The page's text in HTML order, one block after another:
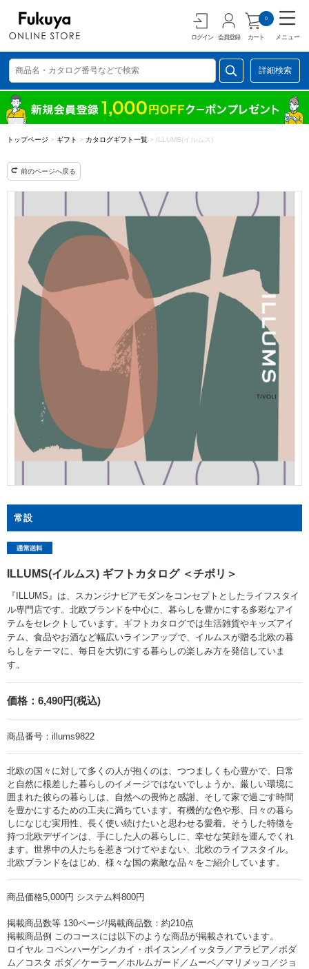
ログイン 会員登録 カート
0
メニュー
詳細検索
トップページ > ギフト > カタログギフト一覧 > ILLUMS(イルムス)
前のページへ戻る
常設
ILLUMS(イルムス) ギフトカタログ ＜チボリ＞
『ILLUMS』は、スカンジナビアモダンをコンセプトとしたライフスタイ
ル専門店です。北欧ブランドを中心に、暮らしを豊かにする多彩なアイ
テムをセレクトしています。ギフトカタログでは生活雑貨やキッズアイ
テム、食品やお酒など幅広いラインアップで、イルムスが贈る北欧の暮
らしをテーマに、毎日を大切にする暮らしの楽しみ方を発信していま
す。
価格： 6,490円(税込)
商品番号： illums9822
北欧の国々に対して多くの人が抱くのは、つつましくも心豊かで、日常
と自然に根差した暮らしのイメージではないでしょうか。厳しい環境に
囲まれた彼らの暮らしは、自然への畏怖と感謝、そして家で過ごす時間
を豊かにするための工夫に満ちています。有機的な色や形、日々の暮ら
しになじむ実用性、長く使い続けたいと思わせる愛着。そうした特徴を
持つ北欧デザインは、手にした人の暮らしに、幸せな笑顔を運んでくれ
ます。世界中の人たちを惹きつけてやまない、北欧のライフスタイル。
北欧ブランドをはじめ、様々な国の素敵な品々をご紹介しています。
商品価格5,000円 システム料800円
掲載商品数等 130ページ/掲載商品数：約210点
掲載商品例 このコースには以下のような商品が掲載されています。
ロイヤル コペンハーゲン／カイ・ボイスン／イッタラ／アラビア／ボダ
ム／コスタ ボダ／ケーラー／ホルムガード／ムーベ／マリメッコ／ジョ